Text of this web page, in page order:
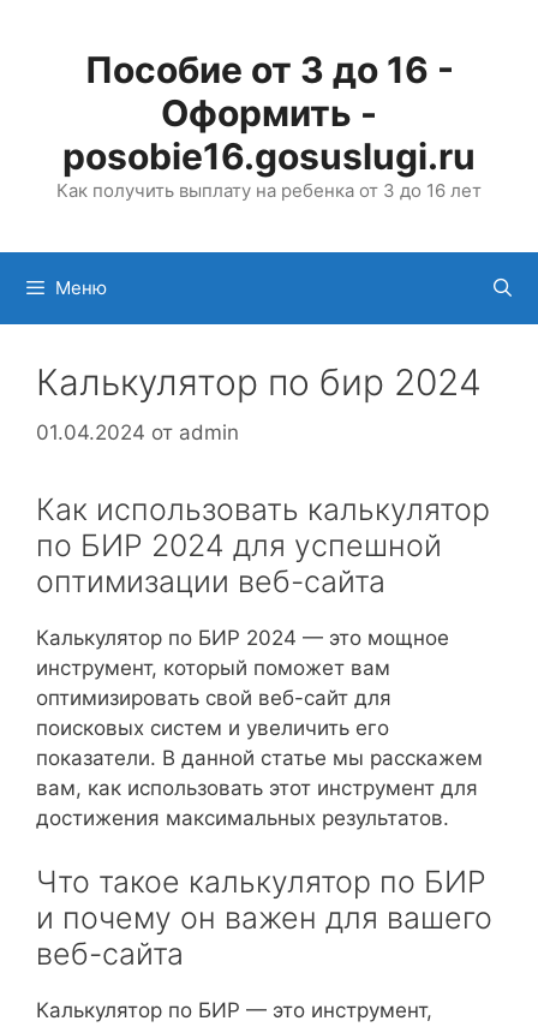
содержимомуПособие от 3 до 16 -
Оформить -
posobie16.gosuslugi.ru
Как получить выплату на ребенка от 3 до 16 лет
Меню
Калькулятор по бир 2024
01.04.2024 от admin
Как использовать калькулятор
по БИР 2024 для успешной
оптимизации веб-сайта
Калькулятор по БИР 2024 — это мощное
инструмент, который поможет вам
оптимизировать свой веб-сайт для
поисковых систем и увеличить его
показатели. В данной статье мы расскажем
вам, как использовать этот инструмент для
достижения максимальных результатов.
Что такое калькулятор по БИР
и почему он важен для вашего
веб-сайта
Калькулятор по БИР — это инструмент,